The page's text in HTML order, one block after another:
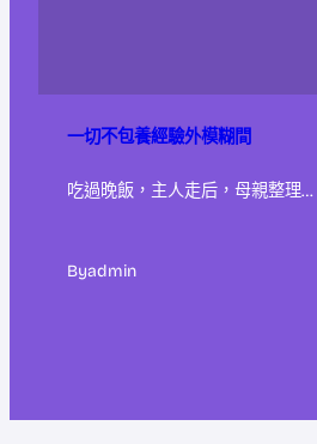
一切不包養經驗外模糊間
吃過晚飯，主人走后，母親整理…
Byadmin